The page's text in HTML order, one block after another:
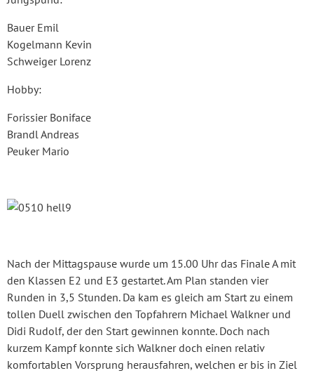
Bauer Emil
Kogelmann Kevin
Schweiger Lorenz
Hobby:
Forissier Boniface
Brandl Andreas
Peuker Mario
Nach der Mittagspause wurde um 15.00 Uhr das Finale A mit
den Klassen E2 und E3 gestartet. Am Plan standen vier
Runden in 3,5 Stunden. Da kam es gleich am Start zu einem
tollen Duell zwischen den Topfahrern Michael Walkner und
Didi Rudolf, der den Start gewinnen konnte. Doch nach
kurzem Kampf konnte sich Walkner doch einen relativ
komfortablen Vorsprung herausfahren, welchen er bis in Ziel